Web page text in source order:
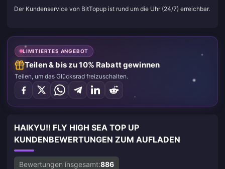
Der Kundenservice von BitTopup ist rund um die Uhr (24/7) erreichbar.
LIMITIERTES ANGEBOT
Teilen & bis zu 10% Rabatt gewinnen
Teilen, um das Glücksrad freizuschalten.
HAIKYU!! FLY HIGH SEA TOP UP
KUNDENBEWERTUNGEN ZUM AUFLADEN
Bewertungen insgesamt:886